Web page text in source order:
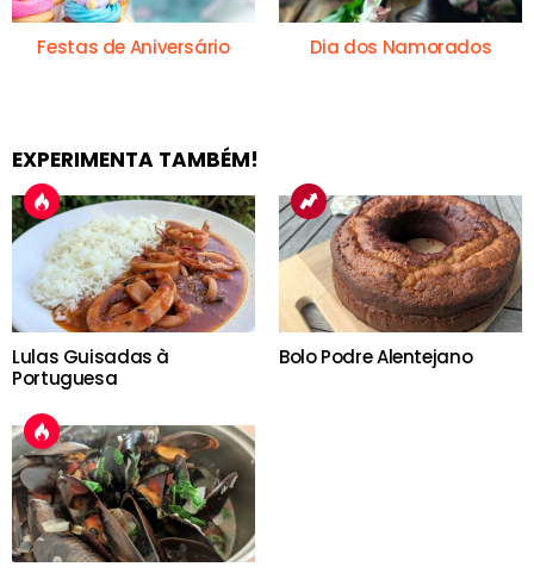
Festas de Aniversário Dia dos Namorados
EXPERIMENTA TAMBÉM!
Lulas Guisadas à
Portuguesa
Bolo Podre Alentejano